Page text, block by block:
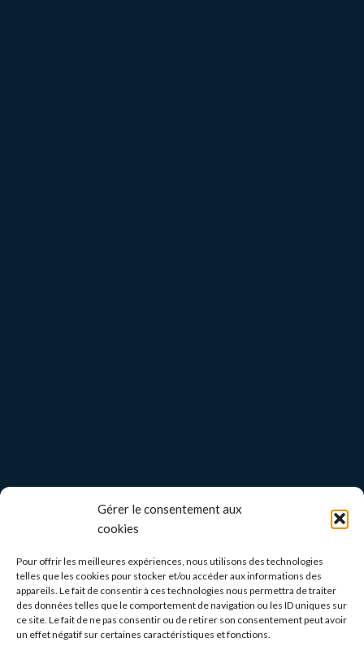
Gérer le consentement aux
cookies
Pour offrir les meilleures expériences, nous utilisons des technologies
telles que les cookies pour stocker et/ou accéder aux informations des
appareils. Le fait de consentir à ces technologies nous permettra de traiter
des données telles que le comportement de navigation ou les ID uniques sur
ce site. Le fait de ne pas consentir ou de retirer son consentement peut avoir
un effet négatif sur certaines caractéristiques et fonctions.